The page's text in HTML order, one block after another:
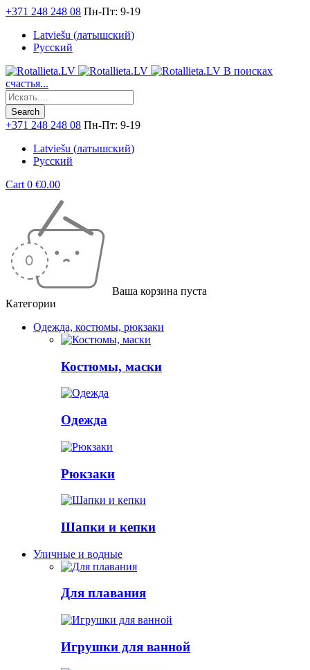
+371 248 248 08 Пн-Пт: 9-19
Latviešu (латышский)
Русский
В поисках
счастья...
+371 248 248 08 Пн-Пт: 9-19
Latviešu (латышский)
Русский
Cart 0 €0.00
Ваша корзина пуста
Категории
Одежда, костюмы, рюкзаки
Костюмы, маски
Одежда
Рюкзаки
Шапки и кепки
Уличные и водные
Для плавания
Игрушки для ванной